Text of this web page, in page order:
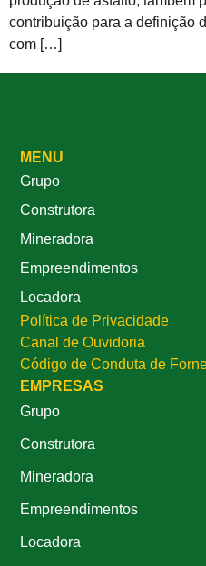
contribuição para a definição
com […]
MENU
Grupo
Construtora
Mineradora
Empreendimentos
Locadora
Política de Privacidade
Canal de Ouvidoria
Código de Conduta de
EMPRESAS
Grupo
Construtora
Mineradora
Empreendimentos
Locadora